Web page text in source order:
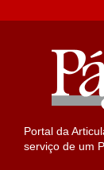
Portal da
serviço de um